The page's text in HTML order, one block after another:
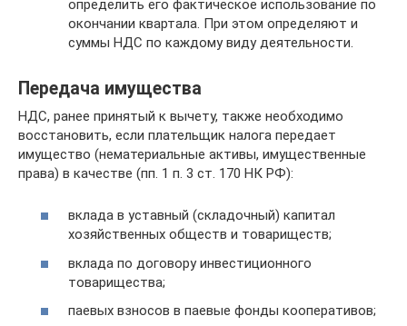
определить его фактическое использование по
окончании квартала. При этом определяют и
суммы НДС по каждому виду деятельности.
Передача имущества
НДС, ранее принятый к вычету, также необходимо
восстановить, если плательщик налога передает
имущество (нематериальные активы, имущественные
права) в качестве (пп. 1 п. 3 ст. 170 НК РФ):
вклада в уставный (складочный) капитал
хозяйственных обществ и товариществ;
вклада по договору инвестиционного
товарищества;
паевых взносов в паевые фонды кооперативов;